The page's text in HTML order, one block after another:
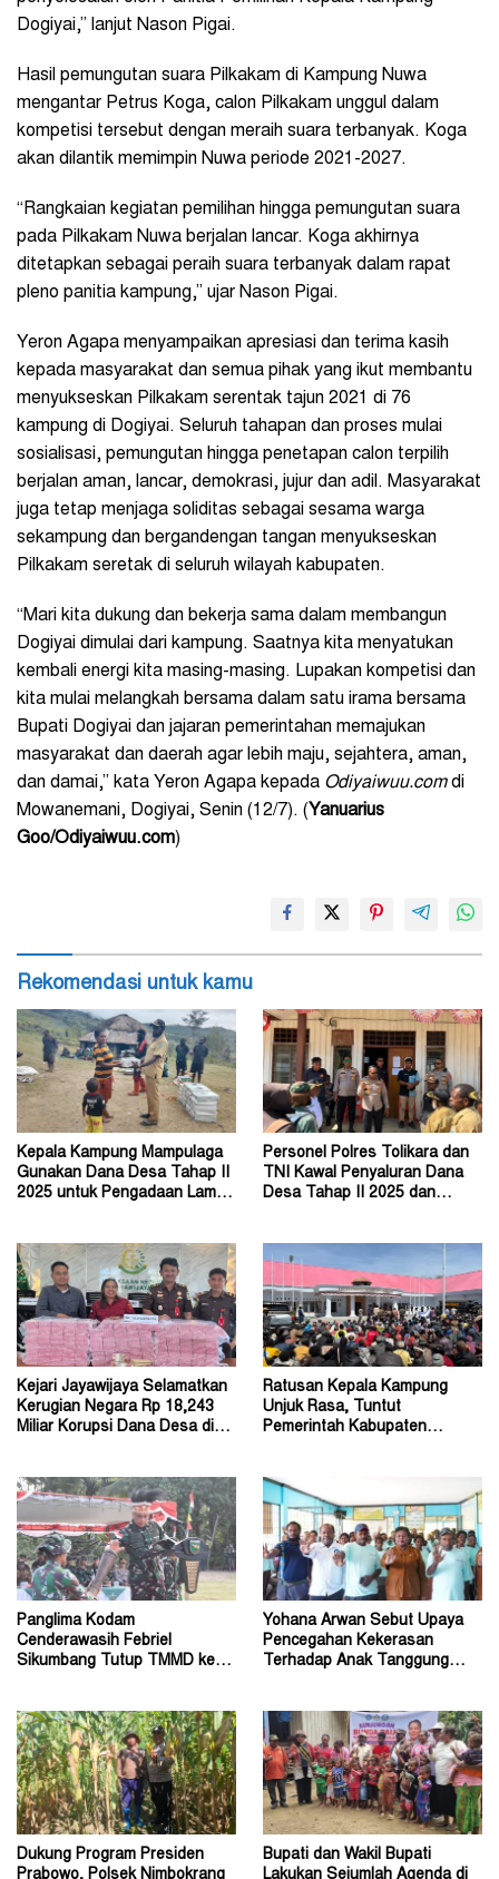
Dogiyai,” lanjut Nason Pigai.
Hasil pemungutan suara Pilkakam di Kampung Nuwa
mengantar Petrus Koga, calon Pilkakam unggul dalam
kompetisi tersebut dengan meraih suara terbanyak. Koga
akan dilantik memimpin Nuwa periode 2021-2027.
“Rangkaian kegiatan pemilihan hingga pemungutan suara
pada Pilkakam Nuwa berjalan lancar. Koga akhirnya
ditetapkan sebagai peraih suara terbanyak dalam rapat
pleno panitia kampung,” ujar Nason Pigai.
Yeron Agapa menyampaikan apresiasi dan terima kasih
kepada masyarakat dan semua pihak yang ikut membantu
menyukseskan Pilkakam serentak tajun 2021 di 76
kampung di Dogiyai. Seluruh tahapan dan proses mulai
sosialisasi, pemungutan hingga penetapan calon terpilih
berjalan aman, lancar, demokrasi, jujur dan adil. Masyarakat
juga tetap menjaga soliditas sebagai sesama warga
sekampung dan bergandengan tangan menyukseskan
Pilkakam seretak di seluruh wilayah kabupaten.
“Mari kita dukung dan bekerja sama dalam membangun
Dogiyai dimulai dari kampung. Saatnya kita menyatukan
kembali energi kita masing-masing. Lupakan kompetisi dan
kita mulai melangkah bersama dalam satu irama bersama
Bupati Dogiyai dan jajaran pemerintahan memajukan
masyarakat dan daerah agar lebih maju, sejahtera, aman,
dan damai,” kata Yeron Agapa kepada Odiyaiwuu.comdi
Mowanemani, Dogiyai, Senin (12/7). (Yanuarius
Goo/Odiyaiwuu.com)
Rekomendasi untuk kamu
Kepala Kampung Mampulaga
Gunakan Dana Desa Tahap II
2025 untuk Pengadaan Lampu
Personel Polres Tolikara dan
TNI Kawal Penyaluran Dana
Desa Tahap II 2025 dan
Kejari Jayawijaya Selamatkan
Kerugian Negara Rp 18,243
Miliar Korupsi Dana Desa di
Ratusan Kepala Kampung
Unjuk Rasa, Tuntut
Pemerintah Kabupaten
Panglima Kodam
Cenderawasih Febriel
Sikumbang Tutup TMMD ke-
Yohana Arwan Sebut Upaya
Pencegahan Kekerasan
Terhadap Anak Tanggung
Dukung Program Presiden
Prabowo, Polsek Nimbokrang
Bupati dan Wakil Bupati
Lakukan Sejumlah Agenda di